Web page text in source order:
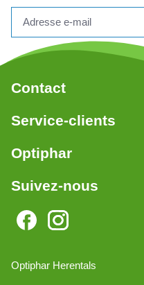
Contact
Service-clients
Optiphar
Suivez-nous
Optiphar Herentals